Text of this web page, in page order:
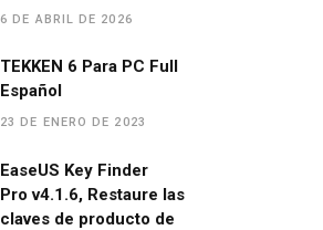
6 DE ABRIL DE 2026
TEKKEN 6 Para PC Full
Español
23 DE ENERO DE 2023
EaseUS Key Finder
Pro v4.1.6, Restaure las
claves de producto de